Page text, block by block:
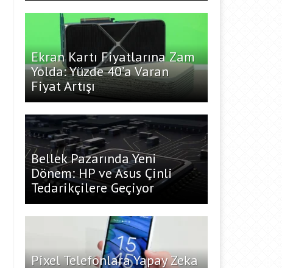
Ekran Kartı Fiyatlarına Zam
Yolda: Yüzde 40’a Varan
Fiyat Artışı
Bellek Pazarında Yeni
Dönem: HP ve Asus Çinli
Tedarikçilere Geçiyor
Pixel Telefonlara Yapay Zeka